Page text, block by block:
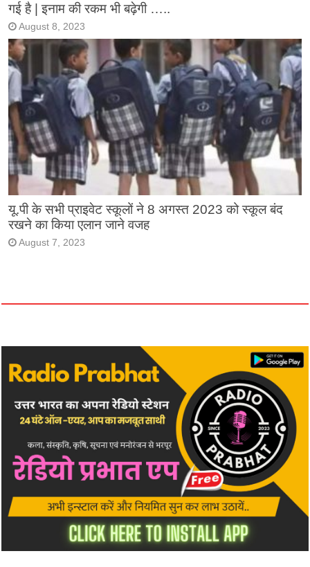
गई है | इनाम की रकम भी बढ़ेगी …..
August 8, 2023
यू.पी के सभी प्राइवेट स्कूलों ने 8 अगस्त 2023 को स्कूल बंद
रखने का किया एलान जाने वजह
August 7, 2023